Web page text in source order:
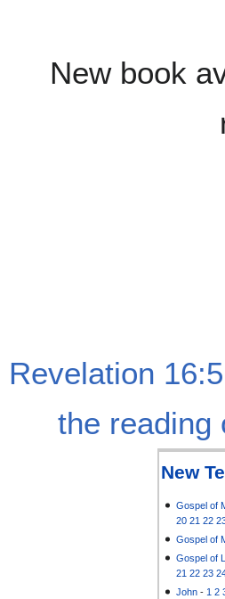
New book
Revelation
the reading
New
Gospel of
20 21 22
Gospel of
Gospel of
21 22 23
John - 1 2